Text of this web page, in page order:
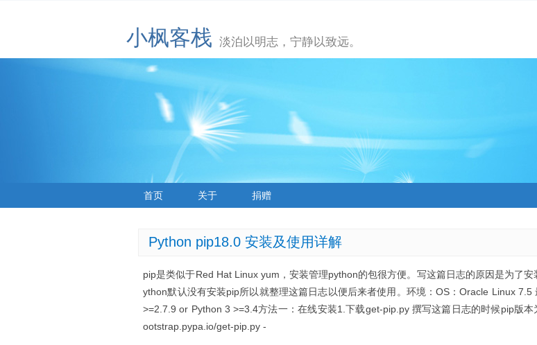
小枫客栈 淡泊以明志，宁静以致远。
首页 关于 捐赠
Python pip18.0 安装及使用详解
pip是类似于Red Hat Linux yum，安装管理python的包很方便。写这篇日志的原因是为了
ython默认没有安装pip所以就整理这篇日志以便后来者使用。环境：OS：Oracle Linux 7.5
>=2.7.9 or Python 3 >=3.4方法一：在线安装1.下载get-pip.py 撰写这篇日志的时候pip版
ootstrap.pypa.io/get-pip.py -